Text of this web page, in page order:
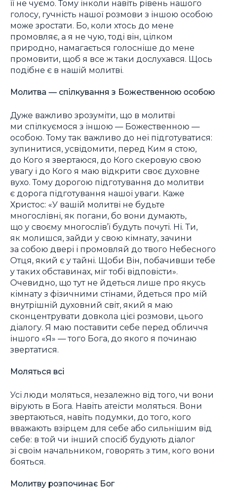
її не чуємо. Тому інколи навіть рівень нашого
голосу, гучність нашої розмови з іншою особою
може зростати. Бо, коли хтось до мене
промовляє, а я не чую, тоді він, цілком
природно, намагається голосніше до мене
промовити, щоб я все ж таки дослухався. Щось
подібне є в нашій молитві.
Молитва — спілкування з Божественною особою
Дуже важливо зрозуміти, що в молитві
ми спілкуємося з іншою — Божественною —
особою. Тому так важливо до неї підготуватися:
зупинитися, усвідомити, перед Ким я стою,
до Кого я звертаюся, до Кого скеровую свою
увагу і до Кого я маю відкрити своє духовне
вухо. Тому дорогою підготування до молитви
є дорога підготування нашої уваги. Каже
Христос: «У вашій молитві не будьте
многослівні, як погани, бо вони думають,
що у своєму многослів’ї будуть почуті. Ні. Ти,
як молишся, зайди у свою кімнату, зачини
за собою двері і промовляй до твого Небесного
Отця, який є у тайні. Щоби Він, побачивши тебе
у таких обставинах, міг тобі відповісти».
Очевидно, що тут не йдеться лише про якусь
кімнату з фізичними стінами, йдеться про мій
внутрішній духовний світ, який я маю
сконцентрувати довкола цієї розмови, цього
діалогу. Я маю поставити себе перед обличчя
іншого «Я» — того Бога, до якого я починаю
звертатися.
Моляться всі
Усі люди моляться, незалежно від того, чи вони
вірують в Бога. Навіть атеїсти моляться. Вони
звертаються, навіть подумки, до того, кого
вважають взірцем для себе або сильнішим від
себе: в той чи інший спосіб будують діалог
зі своїм начальником, говорять з тим, кого вони
бояться.
Молитву розпочинає Бог